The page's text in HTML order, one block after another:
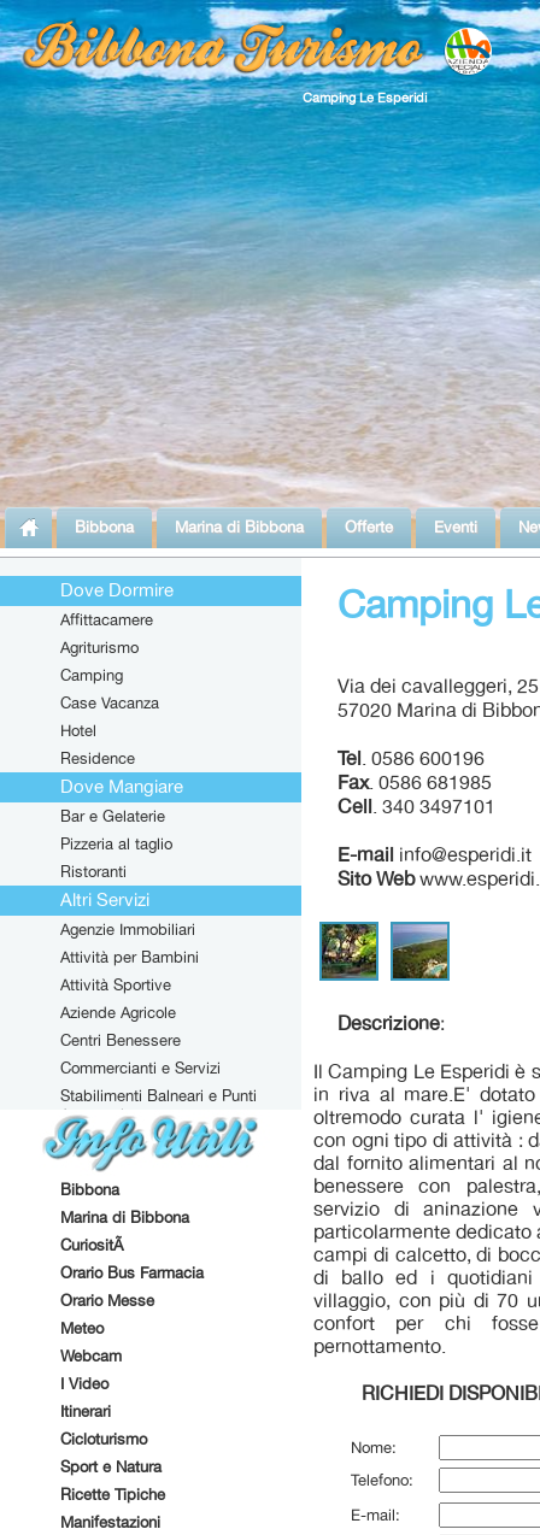
Camping Le Esperidi
Bibbona Marina di Bibbona Offerte Eventi
Dove Dormire
Affittacamere
Agriturismo
Camping
Case Vacanza
Hotel
Residence
Dove Mangiare
Bar e Gelaterie
Pizzeria al taglio
Ristoranti
Altri Servizi
Agenzie Immobiliari
Attività per Bambini
Attività Sportive
Aziende Agricole
Centri Benessere
Commercianti e Servizi
Stabilimenti Balneari e Punti
Attrezzati
Bibbona
Marina di Bibbona
CuriositÃ
Orario Bus Farmacia
Orario Messe
Meteo
Webcam
I Video
Itinerari
Cicloturismo
Sport e Natura
Ricette Tipiche
Manifestazioni
Camping
Via dei cavalleggeri, 25
57020 Marina di
Tel. 0586 600196
Fax. 0586 681985
Cell. 340 3497101
E-mail info@esperidi.it
Sito Web
Descrizione:
Il Camping Le Esperidi è
in riva al mare.E'
oltremodo curata l'
con ogni tipo di attività :
dal fornito alimentari al
benessere con
servizio di aninazione
particolarmente dedicato
campi di calcetto, di
di ballo ed i quotidiani
villaggio, con più di 70
confort per chi
pernottamento.
RICHIEDI
Nome:
Telefono:
E-mail: